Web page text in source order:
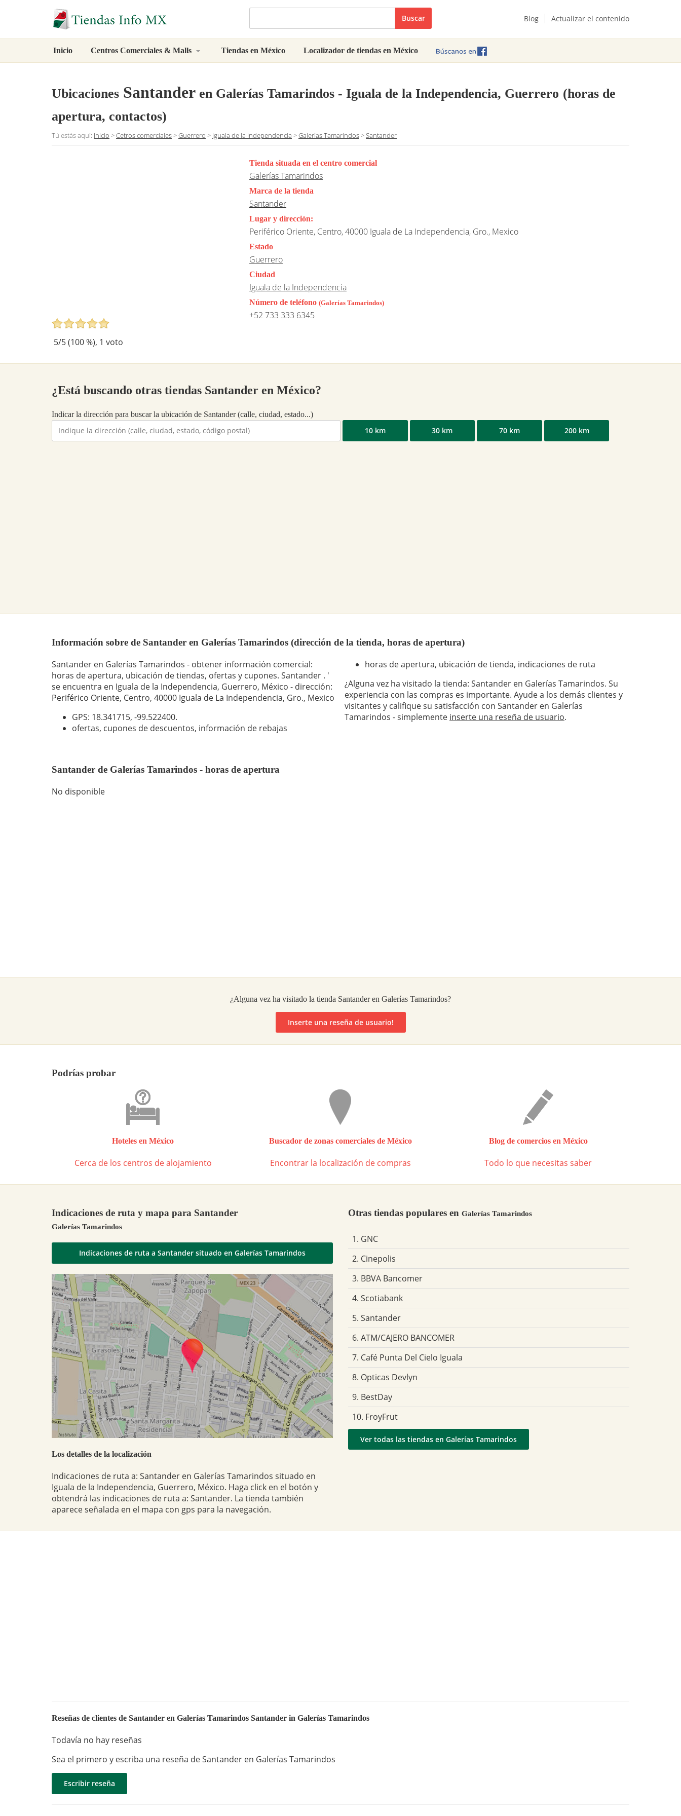
Buscar Blog Actualizar el contenido
Inicio Centros Comerciales & Malls Tiendas en México Localizador de tiendas en México
Ubicaciones Santander en Galerías Tamarindos - Iguala de la Independencia, Guerrero (horas de
apertura, contactos)
Tú estás aquí: Inicio >Cetros comerciales>Guerrero > Iguala de la Independencia >Galerías Tamarindos>Santander
5/5 (100%), 1 voto
Tienda situada en el centro comercial
Galerías Tamarindos
Marca de la tienda
Santander
Lugar y dirección:
Periférico Oriente, Centro, 40000 Iguala de La Independencia, Gro., Mexico
Estado
Guerrero
Ciudad
Iguala de la Independencia
Número de teléfono (Galerías Tamarindos)
+52 733 333 6345
¿Está buscando otras tiendas Santander en México?
Indicar la dirección para buscar la ubicación de Santander (calle, ciudad, estado...)
10 km 30 km 70 km 200 km
Información sobre de Santander en Galerías Tamarindos (dirección de la tienda, horas de apertura)
Santander en Galerías Tamarindos - obtener información comercial:
horas de apertura, ubicación de tiendas, ofertas y cupones. Santander . '
se encuentra en Iguala de la Independencia, Guerrero, México - dirección:
Periférico Oriente, Centro, 40000 Iguala de La Independencia, Gro., Mexico
GPS: 18.341715, -99.522400.
ofertas, cupones de descuentos, información de rebajas
horas de apertura, ubicación de tienda, indicaciones de ruta
¿Alguna vez ha visitado la tienda: Santander en Galerías Tamarindos. Su
experiencia con las compras es importante. Ayude a los demás clientes y
visitantes y califique su satisfacción con Santander en Galerías
Tamarindos - simplemente inserte una reseña de usuario.
Santander de Galerías Tamarindos - horas de apertura
No disponible
¿Alguna vez ha visitado la tienda Santander en Galerías Tamarindos?
Inserte una reseña de usuario!
Podrías probar
Hoteles en México
Cerca de los centros de alojamiento
Buscador de zonas comerciales de México
Encontrar la localización de compras
Blog de comercios en México
Todo lo que necesitas saber
Indicaciones de ruta y mapa para Santander
Galerías Tamarindos
Indicaciones de ruta a Santander situado en Galerías Tamarindos
Los detalles de la localización
Indicaciones de ruta a: Santander en Galerías Tamarindos situado en
Iguala de la Independencia, Guerrero, México. Haga click en el botón y
obtendrá las indicaciones de ruta a: Santander. La tienda también
aparece señalada en el mapa con gps para la navegación.
Otras tiendas populares en Galerías Tamarindos
1. GNC
2. Cinepolis
3. BBVA Bancomer
4. Scotiabank
5. Santander
6. ATM/CAJERO BANCOMER
7. Café Punta Del Cielo Iguala
8. Opticas Devlyn
9. BestDay
10. FroyFrut
Ver todas las tiendas en Galerías Tamarindos
Reseñas de clientes de Santander en Galerías Tamarindos Santander in Galerías Tamarindos
Todavía no hay reseñas
Sea el primero y escriba una reseña de Santander en Galerías Tamarindos
Escribir reseña